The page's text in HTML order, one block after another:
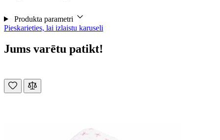
Produkta parametri
Pieskarieties, lai izlaistu karuseli
Jums varētu patikt!